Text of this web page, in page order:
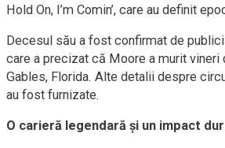
Hold On, I’m Comin’, care au definit
Decesul său a fost confirmat de
care a precizat că Moore a murit vineri
Gables, Florida. Alte detalii despre
au fost furnizate.
O carieră legendară și un impact